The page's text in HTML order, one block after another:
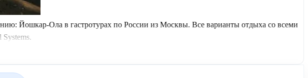
Йошкар-Ола в гастротурах по России из Москвы. Все варианты отдыха со всеми